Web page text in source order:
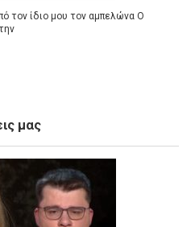
τον ίδιο μου τον αμπελώνα Ο
μας